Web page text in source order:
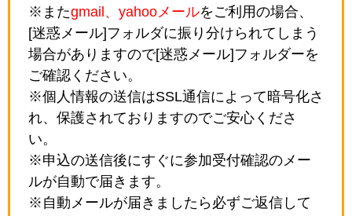
※またgmail、yahooメールをご利用の場合、
[迷惑メール]フォルダに振り分けられてしまう
場合がありますので[迷惑メール]フォルダーを
ご確認ください。
※個人情報の送信はSSL通信によって暗号化さ
れ、保護されておりますのでご安心くださ
い。
※申込の送信後にすぐに参加受付確認のメー
ルが自動で届きます。
※自動メールが届きましたら必ずご返信して